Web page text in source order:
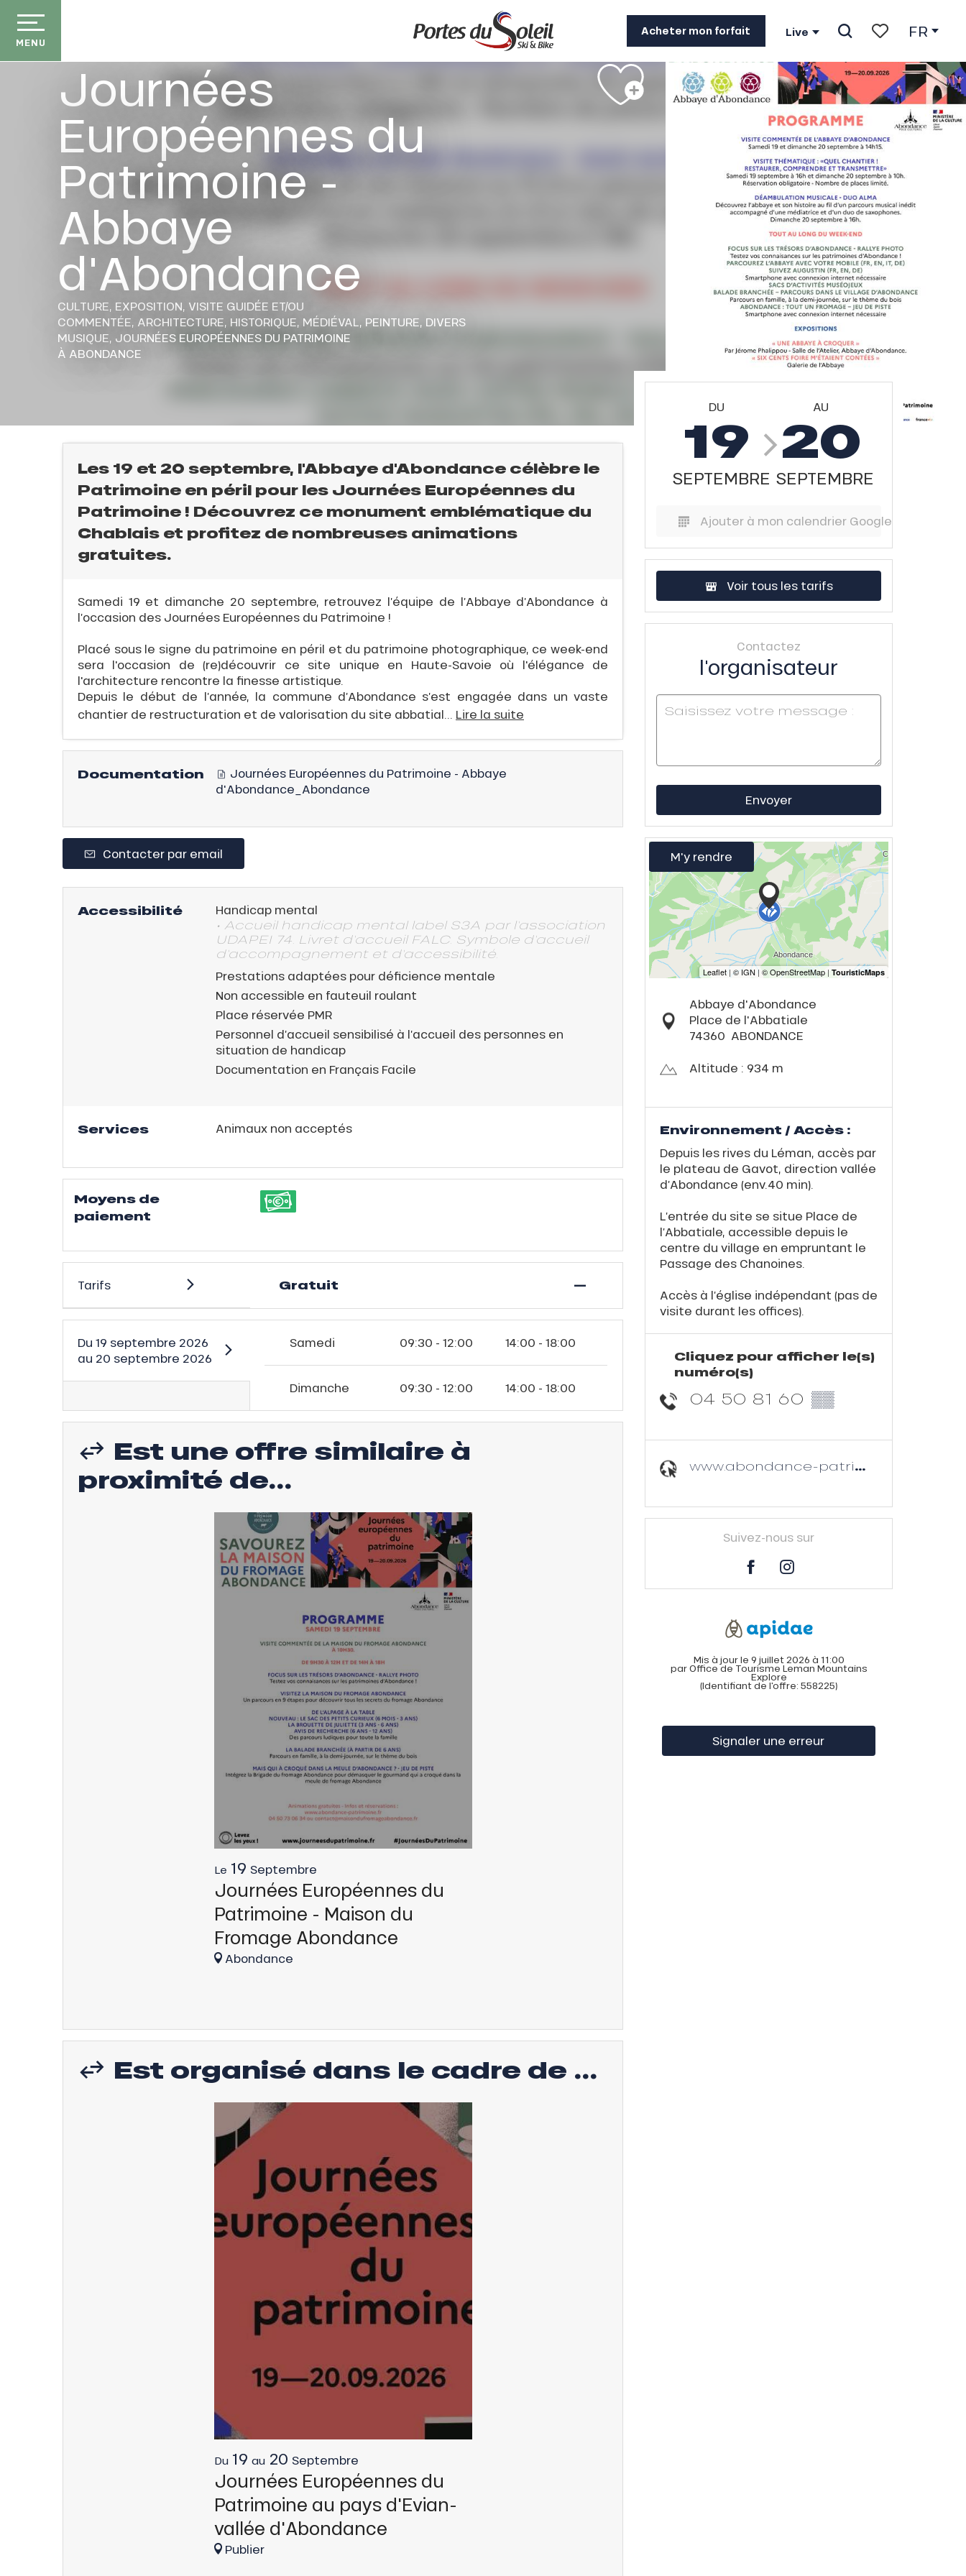
contenu
principal
Acheter mon forfait Live FR
MENU
Voir les photos (5)
Journées
Européennes du
Patrimoine -
Abbaye
d'Abondance
CULTURE, EXPOSITION, VISITE GUIDÉE ET/OU
COMMENTÉE, ARCHITECTURE, HISTORIQUE, MÉDIÉVAL, PEINTURE, DIVERS
MUSIQUE, JOURNÉES EUROPÉENNES DU PATRIMOINE
À ABONDANCE
Les 19 et 20 septembre, l'Abbaye d'Abondance célèbre le
Patrimoine en péril pour les Journées Européennes du
Patrimoine ! Découvrez ce monument emblématique du
Chablais et profitez de nombreuses animations
gratuites.
Samedi 19 et dimanche 20 septembre, retrouvez l’équipe de l’Abbaye d’Abondance à
l’occasion des Journées Européennes du Patrimoine !
Placé sous le signe du patrimoine en péril et du patrimoine photographique, ce week-end
sera l'occasion de (re)découvrir ce site unique en Haute-Savoie où l'élégance de
l'architecture rencontre la finesse artistique.
Depuis le début de l’année, la commune d’Abondance s’est engagée dans un vaste
chantier de restructuration et de valorisation du site abbatial... Lire la suite
Documentation
Journées Européennes du Patrimoine - Abbaye
d'Abondance_Abondance
Contacter par email
Accessibilité
Handicap mental
• Accueil handicap mental label S3A par l'association
UDAPEI 74. Livret d'accueil FALC. Symbole d'accueil
d'accompagnement et d'accessibilité.
Prestations adaptées pour déficience mentale
Non accessible en fauteuil roulant
Place réservée PMR
Personnel d’accueil sensibilisé à l’accueil des personnes en
situation de handicap
Documentation en Français Facile
Services Animaux non acceptés
Moyens de
paiement
Tarifs Gratuit —
Du 19 septembre 2026
au 20 septembre 2026
Samedi 09:30 - 12:00 14:00 - 18:00
Dimanche 09:30 - 12:00 14:00 - 18:00
Est une offre similaire à
proximité de...
Le 19 Septembre
Journées Européennes du
Patrimoine - Maison du
Fromage Abondance
Abondance
Est organisé dans le cadre de ...
Du 19 au 20 Septembre
Journées Européennes du
Patrimoine au pays d'Evian-
vallée d'Abondance
Publier
DU
19
SEPTEMBRE
AU
20
SEPTEMBRE
Ajouter à mon calendrier Google
Voir tous les tarifs
Contactez
l'organisateur
Envoyer
M'y rendre
Abbaye d'Abondance
Place de l'Abbatiale
74360 ABONDANCE
Altitude : 934 m
Environnement / Accès :
Depuis les rives du Léman, accès par
le plateau de Gavot, direction vallée
d’Abondance (env.40 min).
L’entrée du site se situe Place de
l’Abbatiale, accessible depuis le
centre du village en empruntant le
Passage des Chanoines.
Accès à l’église indépendant (pas de
visite durant les offices).
Cliquez pour afficher le(s)
numéro(s)
04 50 81 60 ▒▒
www.abondance-patrimoine.fr
Suivez-nous sur
Mis à jour le 9 juillet 2026 à 11:00
par Office de Tourisme Leman Mountains
Explore
(Identifiant de l'offre: 558225)
Signaler une erreur